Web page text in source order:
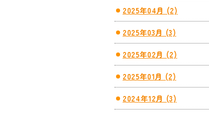
2025年04月 (2)
2025年03月 (3)
2025年02月 (2)
2025年01月 (2)
2024年12月 (3)